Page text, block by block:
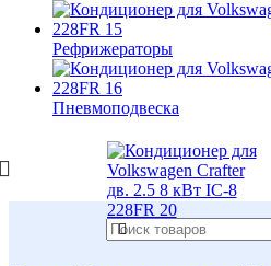
Рефрижераторы
Пневмоподвеска